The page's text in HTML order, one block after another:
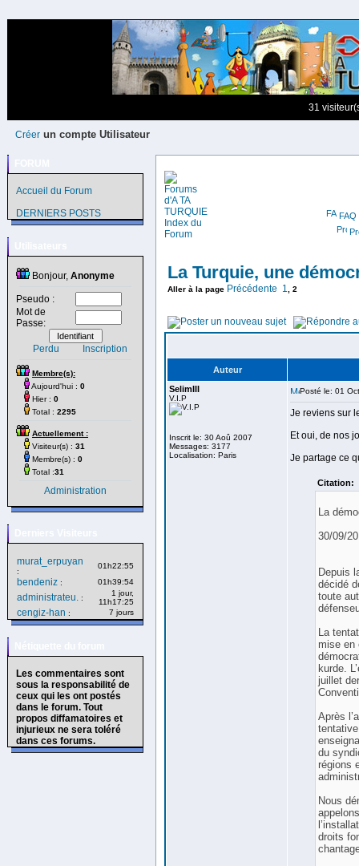
31
Créer un compte Utilisateur
Accueil du Forum
DERNIERS POSTS
Bonjour, Anonyme
Pseudo :
Mot de
Passe:
Perdu Inscription
Membre(s):
Aujourd'hui : 0
Hier : 0
Total : 2295
Actuellement :
Visiteur(s) : 31
Membre(s) : 0
Total :31
Administration
murat_erpuyan
:
01h22:55
bendeniz : 01h39:54
administrateu. :
1 jour,
11h17:25
cengiz-han : 7 jours
Les commentaires sont
sous la responsabilité de
ceux qui les ont postés
dans le forum. Tout
propos diffamatoires et
injurieux ne sera toléré
dans ces forums.
FAQ
La Turquie, une
Aller à la page Précédente 1 2
Auteur
SelimIII
V.I.P
Inscrit le: 30 Aoû 2007
Messages: 3177
Localisation: Paris
Posté le: 01
Je reviens sur
Et oui, de nos
Je partage ce
Citation:
La
30/09/
Depuis
décidé
toute
La
mise en
kurde.
juillet
Après
du
régions
Nous
droits